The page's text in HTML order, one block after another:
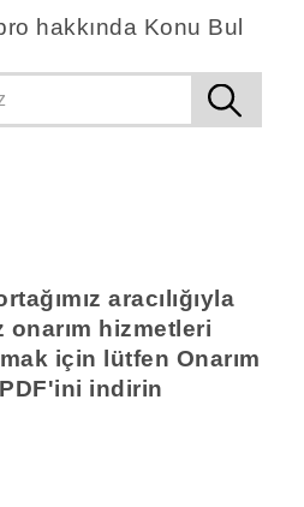
hakkında Konu Bul
aracılığıyla
onarım hizmetleri
için lütfen Onarım
indirin